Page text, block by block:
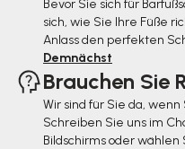
Bevor Sie sich für
sich, wie Sie Ihre Füße
Anlass den perfekten
Demnächst
Brauchen Sie
Wir sind für Sie da,
Schreiben Sie uns im
Bildschirms oder